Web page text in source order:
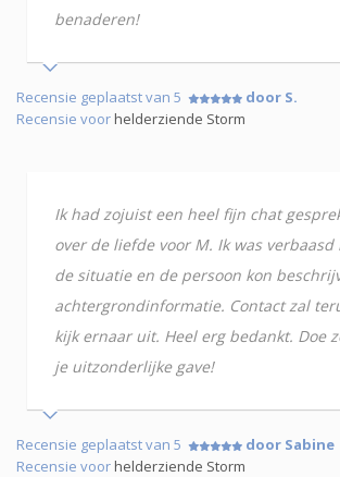
benaderen!
Recensie geplaatst van 5
door S.
Recensie voorhelderziende Storm
Ik had zojuist een heel fijn chat
over de liefde voor M. Ik was verbaasd
de situatie en de persoon kon
achtergrondinformatie. Contact zal
kijk ernaar uit. Heel erg bedankt. Doe
je uitzonderlijke gave!
Recensie geplaatst van 5
door Sabine
Recensie voorhelderziende Storm